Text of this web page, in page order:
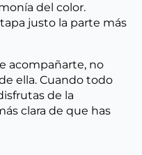
del color.
justo la parte más
acompañarte, no
ella. Cuando todo
de la
clara de que has